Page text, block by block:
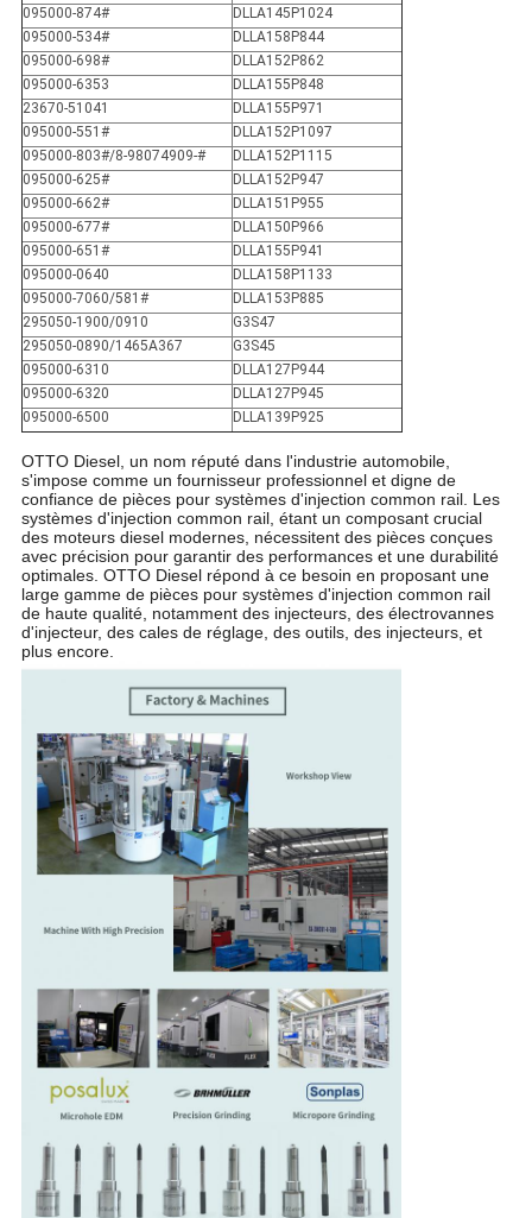
095000-874#
DLLA145P1024
095000-534#
DLLA158P844
095000-698#
DLLA152P862
095000-6353
DLLA155P848
23670-51041
DLLA155P971
095000-551#
DLLA152P1097
095000-803#/8-98074909-#
DLLA152P1115
095000-625#
DLLA152P947
095000-662#
DLLA151P955
095000-677#
DLLA150P966
095000-651#
DLLA155P941
095000-0640
DLLA158P1133
095000-7060/581#
DLLA153P885
295050-1900/0910
G3S47
295050-0890/1465A367
G3S45
095000-6310
DLLA127P944
095000-6320
DLLA127P945
095000-6500
DLLA139P925
OTTO Diesel, un nom réputé dans l'industrie automobile,
s'impose comme un fournisseur professionnel et digne de
confiance de pièces pour systèmes d'injection common rail. Les
systèmes d'injection common rail, étant un composant crucial
des moteurs diesel modernes, nécessitent des pièces conçues
avec précision pour garantir des performances et une durabilité
optimales. OTTO Diesel répond à ce besoin en proposant une
large gamme de pièces pour systèmes d'injection common rail
de haute qualité, notamment des injecteurs, des électrovannes
d'injecteur, des cales de réglage, des outils, des injecteurs, et
plus encore.